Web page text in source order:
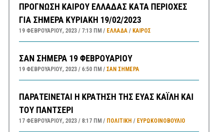
ΠΡΟΓΝΩΣΗ ΚΑΙΡΟΥ ΕΛΛΑΔΑΣ ΚΑΤΑ ΠΕΡΙΟΧΕΣ
ΓΙΑ ΣΗΜΕΡΑ ΚΥΡΙΑΚΗ 19/02/2023
19 ΦΕΒΡΟΥΑΡΊΟΥ, 2023 7:13 ΠΜ ΕΛΛΑΔA/ ΚΑΙΡΌΣ
ΣΑΝ ΣΗΜΕΡΑ 19 ΦΕΒΡΟΥΑΡΙΟΥ
19 ΦΕΒΡΟΥΑΡΊΟΥ, 2023 6:50 ΠΜ ΣΑΝ ΣΉΜΕΡΑ
ΠΑΡΑΤΕΙΝΕΤΑΙ Η ΚΡΑΤΗΣΗ ΤΗΣ ΕΥΑΣ ΚΑΪΛΗ ΚΑΙ
ΤΟΥ ΠΑΝΤΣΕΡΙ
17 ΦΕΒΡΟΥΑΡΊΟΥ, 2023 8:17 ΠΜ ΠΟΛΙΤΙΚΗ / ΕΥΡΩΚΟΙΝΟΒΟΥΛΙΟ